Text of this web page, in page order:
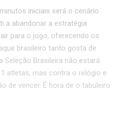
iniciais será o cenário
a abandonar a estratégia
para o jogo, oferecendo os
brasileiro tanto gosta de
Seleção Brasileira não estará
atletas, mas contra o relógio e
de vencer. É hora de o tabuleiro